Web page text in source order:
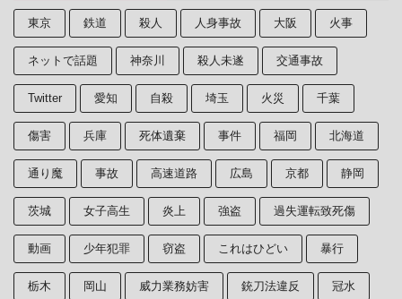
東京 鉄道 殺人 人身事故 大阪 火事
ネットで話題 神奈川 殺人未遂 交通事故
Twitter 愛知 自殺 埼玉 火災 千葉
傷害 兵庫 死体遺棄 事件 福岡 北海道
通り魔 事故 高速道路 広島 京都 静岡
茨城 女子高生 炎上 強盗 過失運転致死傷
動画 少年犯罪 窃盗 これはひどい 暴行
栃木 岡山 威力業務妨害 銃刀法違反 冠水